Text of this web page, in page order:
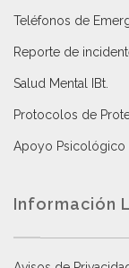
Teléfonos de
Reporte de
Salud Mental IBt.
Protocolos de
Apoyo Psicológico
Información